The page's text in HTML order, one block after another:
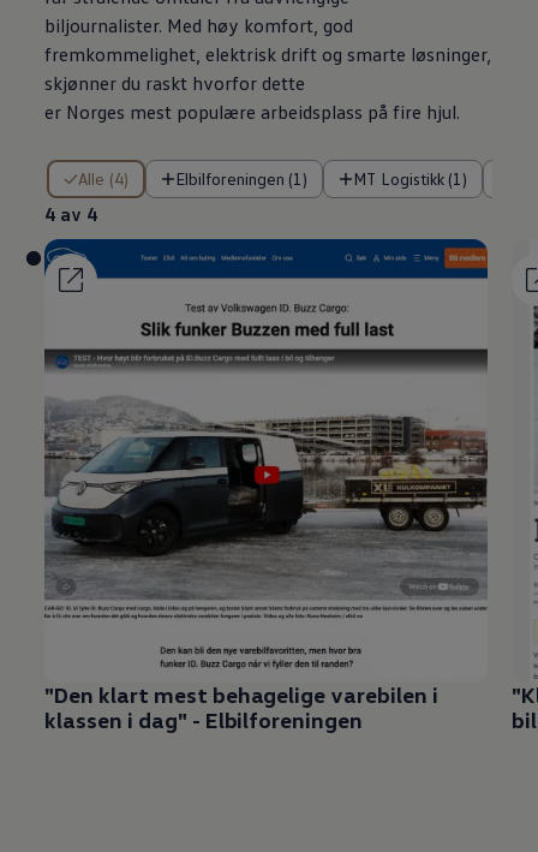
biljournalister. Med høy komfort, god
fremkommelighet, elektrisk drift og smarte løsninger,
skjønner du raskt hvorfor dette
er Norges mest populære arbeidsplass på fire hjul.
Alle (4) Elbilforeningen (1) MT Logistikk (1)
4 av 4
4 av 4
"Den klart mest behagelige varebilen i
klassen i dag" - Elbilforeningen